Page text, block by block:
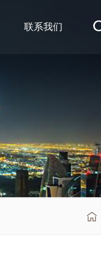
联系我们